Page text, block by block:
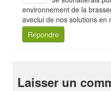
environnement de la
aveclui de nos solutions en
Répondre
Laisser un